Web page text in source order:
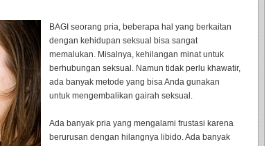
BAGI seorang pria, beberapa hal yang berkaitan
dengan kehidupan seksual bisa sangat
memalukan. Misalnya, kehilangan minat untuk
berhubungan seksual. Namun tidak perlu khawatir,
ada banyak metode yang bisa Anda gunakan
untuk mengembalikan gairah seksual.
Ada banyak pria yang mengalami frustasi karena
berurusan dengan hilangnya libido. Ada banyak